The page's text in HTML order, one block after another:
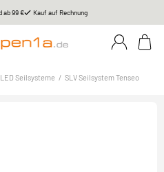
ab 99 € Kauf auf Rechnung
LED Seilsysteme / SLV Seilsystem Tenseo